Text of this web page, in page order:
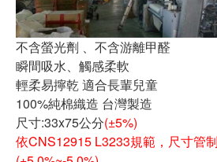
不含螢光劑 、不含游離甲醛
瞬間吸水、觸感柔軟
輕柔易擰乾 適合長輩兒童
100%純棉織造 台灣製造
尺寸:33x75公分(±5%)
依CNS12915 L3233規範，尺寸管